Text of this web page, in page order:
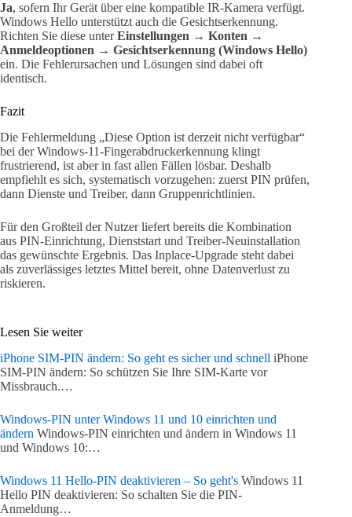
Ja, sofern Ihr Gerät über eine kompatible IR-Kamera verfügt.
Windows Hello unterstützt auch die Gesichtserkennung.
Richten Sie diese unterEinstellungen → Konten →
Anmeldeoptionen → Gesichtserkennung (Windows Hello)
ein. Die Fehlerursachen und Lösungen sind dabei oft
identisch.
Fazit
Die Fehlermeldung „Diese Option ist derzeit nicht verfügbar“
bei der Windows-11-Fingerabdruckerkennung klingt
frustrierend, ist aber in fast allen Fällen lösbar. Deshalb
empfiehlt es sich, systematisch vorzugehen: zuerst PIN prüfen,
dann Dienste und Treiber, dann Gruppenrichtlinien.
Für den Großteil der Nutzer liefert bereits die Kombination
aus PIN-Einrichtung, Dienststart und Treiber-Neuinstallation
das gewünschte Ergebnis. Das Inplace-Upgrade steht dabei
als zuverlässiges letztes Mittel bereit, ohne Datenverlust zu
riskieren.
Lesen Sie weiter
iPhone SIM-PIN ändern: So geht es sicher und schnell iPhone
SIM-PIN ändern: So schützen Sie Ihre SIM-Karte vor
Missbrauch.…
Windows-PIN unter Windows 11 und 10 einrichten und
ändern Windows-PIN einrichten und ändern in Windows 11
und Windows 10:…
Windows 11 Hello-PIN deaktivieren – So geht's Windows 11
Hello PIN deaktivieren: So schalten Sie die PIN-
Anmeldung…